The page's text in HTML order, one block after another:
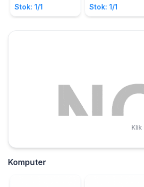
Stok: 1/1
Bayu Dewa, SE.,
M.Sc.
Stok: 1/1
Klik
Komputer